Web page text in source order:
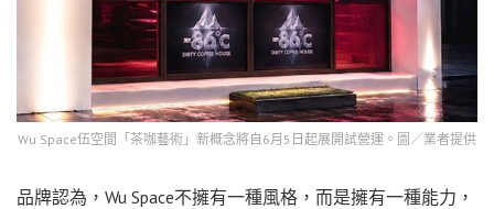
Wu Space伍空間「茶咖藝術」新概念將自6月5日起展開試營運。圖／業者提供
品牌認為，Wu Space不擁有一種風格，而是擁有一種能力，